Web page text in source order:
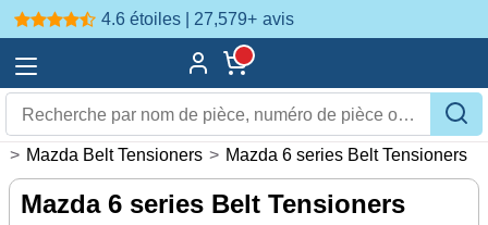
4.6 étoiles | 27,579+ avis
> Mazda Belt Tensioners > Mazda 6 series Belt Tensioners
Mazda 6 series Belt Tensioners